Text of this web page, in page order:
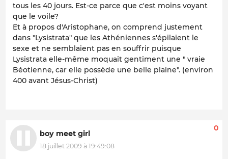
tous les 40 jours. Est-ce parce que c'est moins voyant
que le voile?
Et à propos d'Aristophane, on comprend justement
dans "Lysistrata" que les Athéniennes s'épilaient le
sexe et ne semblaient pas en souffrir puisque
Lysistrata elle-même moquait gentiment une " vraie
Béotienne, car elle possède une belle plaine". (environ
400 avant Jésus-Christ)
boy meet girl
18 juillet 2009 à 19:49:08
0